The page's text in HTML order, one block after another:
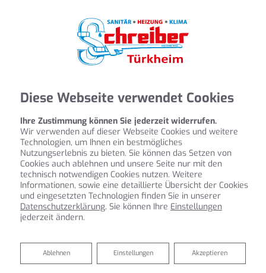
Entdecken Sie unsere Kalkulatoren
für Bad und Heizung
Diese Webseite verwendet Cookies
Ihre Zustimmung können Sie jederzeit widerrufen.
Wir verwenden auf dieser Webseite Cookies und weitere
Technologien, um Ihnen ein bestmögliches
Nutzungserlebnis zu bieten. Sie können das Setzen von
Cookies auch ablehnen und unsere Seite nur mit den
technisch notwendigen Cookies nutzen. Weitere
Informationen, sowie eine detaillierte Übersicht der Cookies
und eingesetzten Technologien finden Sie in unserer
Datenschutzerklärung. Sie können Ihre Einstellungen
jederzeit ändern.
Akzeptieren
Einstellungen
Ablehnen
Ablehnen